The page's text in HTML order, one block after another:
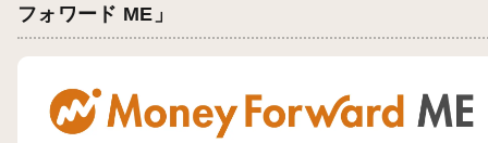
フォワード ME」